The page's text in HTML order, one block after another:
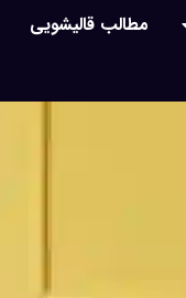
مطالب قالیشویی